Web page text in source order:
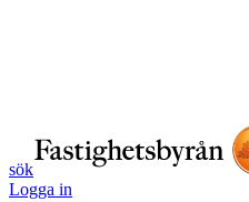
sök
Logga in